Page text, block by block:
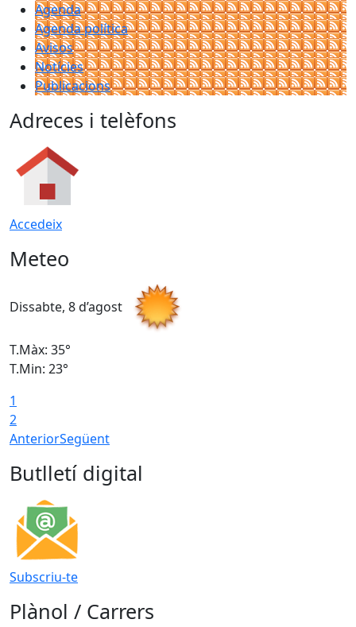
Agenda
Agenda política
Avisos
Notícies
Publicacions
Adreces i telèfons
Accedeix
Meteo
Dissabte, 8 d’agost
T.Màx: 35°
T.Min: 23°
1
2
AnteriorSegüent
Butlletí digital
Subscriu-te
Plànol / Carrers